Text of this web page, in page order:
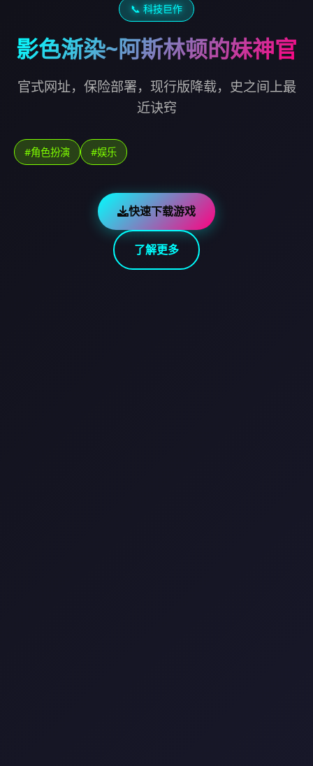
📞 科技巨作
影色渐染~阿斯林顿的妹神官
官式网址，保险部署，现行版降载，史之间上最
近诀窍
#角色扮演 #娱乐
快速下载游戏
了解更多